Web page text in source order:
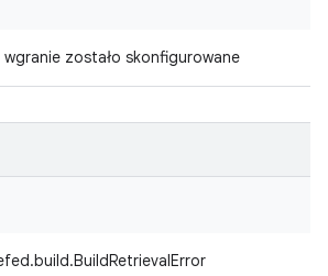
zostało skonfigurowane